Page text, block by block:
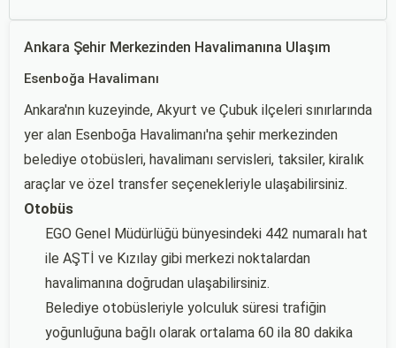
Ankara Şehir Merkezinden Havalimanına Ulaşım
Esenboğa Havalimanı
Ankara'nın kuzeyinde, Akyurt ve Çubuk ilçeleri sınırlarında
yer alan Esenboğa Havalimanı'na şehir merkezinden
belediye otobüsleri, havalimanı servisleri, taksiler, kiralık
araçlar ve özel transfer seçenekleriyle ulaşabilirsiniz.
Otobüs
EGO Genel Müdürlüğü bünyesindeki 442 numaralı hat
ile AŞTİ ve Kızılay gibi merkezi noktalardan
havalimanına doğrudan ulaşabilirsiniz.
Belediye otobüsleriyle yolculuk süresi trafiğin
yoğunluğuna bağlı olarak ortalama 60 ila 80 dakika